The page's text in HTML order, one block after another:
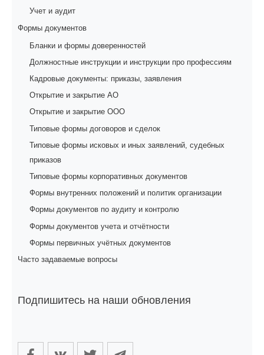
Учет и аудит
Формы документов
Бланки и формы доверенностей
Должностные инструкции и инструкции про профессиям
Кадровые документы: приказы, заявления
Открытие и закрытие АО
Открытие и закрытие ООО
Типовые формы договоров и сделок
Типовые формы исковых и иных заявлений, судебных
приказов
Типовые формы корпоративных документов
Формы внутренних положений и политик организации
Формы документов по аудиту и контролю
Формы документов учета и отчётности
Формы первичных учётных документов
Часто задаваемые вопросы
Подпишитесь на наши обновления